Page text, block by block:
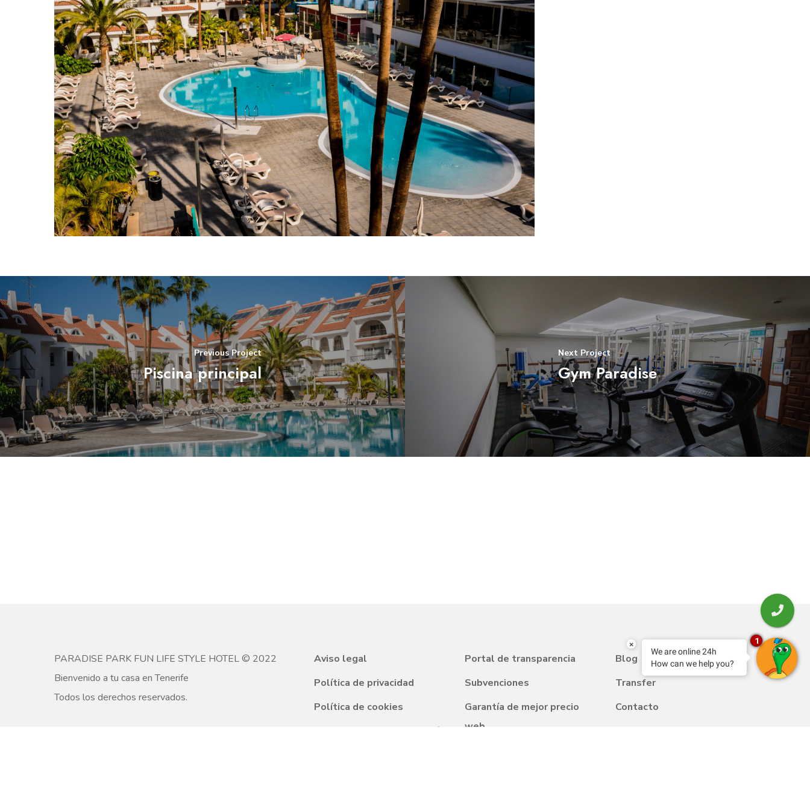
Previous Project
Piscina principal
Next Project
Gym Paradise
PARADISE PARK FUN LIFE STYLE HOTEL © 2022
Bienvenido a tu casa en Tenerife
Todos los derechos reservados.
Aviso legal
Política de privacidad
Política de cookies
Condiciones de contratación
Portal de transparencia
Subvenciones
Garantía de mejor precio
web
Blog
Transfer
Contacto
×
We are online 24h
How can we help you?
1